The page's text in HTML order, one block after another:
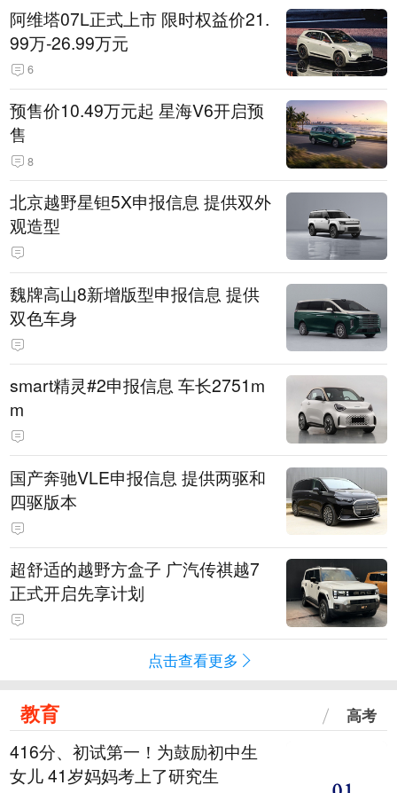
阿维塔07L正式上市 限时权益价21.
99万-26.99万元
6
预售价10.49万元起 星海V6开启预
售
8
北京越野星钽5X申报信息 提供双外
观造型
魏牌高山8新增版型申报信息 提供
双色车身
smart精灵#2申报信息 车长2751m
m
国产奔驰VLE申报信息 提供两驱和
四驱版本
超舒适的越野方盒子 广汽传祺越7
正式开启先享计划
点击查看更多
教育 高考
416分、初试第一！为鼓励初中生
女儿 41岁妈妈考上了研究生